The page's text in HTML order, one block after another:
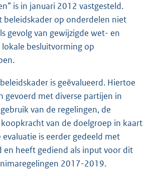
is in januari 2012 vastgesteld.
beleidskader op onderdelen niet
gevolg van gewijzigde wet- en
lokale besluitvorming op
is geëvalueerd. Hiertoe
gevoerd met diverse partijen in
van de regelingen, de
van de doelgroep in kaart
evaluatie is eerder gedeeld met
en heeft gediend als input voor dit
2017-2019.